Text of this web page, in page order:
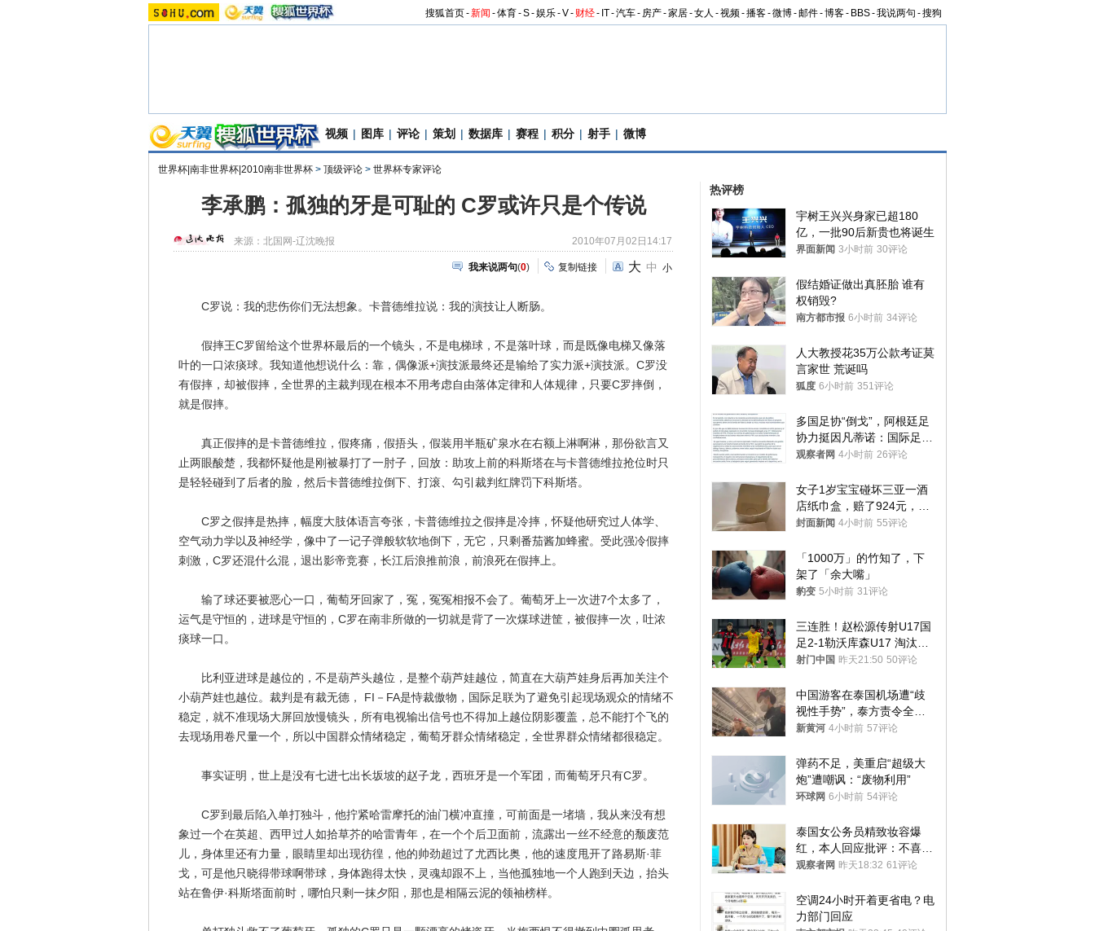
搜狐首页-新闻 -体育-S-娱乐-V- 财经- IT-汽车- 房产-家居-女人 -视频-播客-微博-邮件-博客- BBS-我说两句 -搜狗
视频 | 图库 | 评论 | 策划 | 数据库 | 赛程 | 积分 | 射手 | 微博
世界杯|南非世界杯|2010南非世界杯 > 顶级评论 > 世界杯专家评论
李承鹏：孤独的牙是可耻的 C罗或许只是个传说
来源： 北国网-辽沈晚报 2010年07月02日14:17
我来说两句(0) 复制链接 大 中 小
C罗说：我的悲伤你们无法想象。卡普德维拉说：我的演技让人断肠。
假摔王C罗留给这个世界杯最后的一个镜头，不是电梯球，不是落叶球，而是既像电梯又像落
叶的一口浓痰球。我知道他想说什么：靠，偶像派+演技派最终还是输给了实力派+演技派。C罗没
有假摔，却被假摔，全世界的主裁判现在根本不用考虑自由落体定律和人体规律，只要C罗摔倒，
就是假摔。
真正假摔的是卡普德维拉，假疼痛，假捂头，假装用半瓶矿泉水在右额上淋啊淋，那份欲言又
止两眼酸楚，我都怀疑他是刚被暴打了一肘子，回放：助攻上前的科斯塔在与卡普德维拉抢位时只
是轻轻碰到了后者的脸，然后卡普德维拉倒下、打滚、勾引裁判红牌罚下科斯塔。
C罗之假摔是热摔，幅度大肢体语言夸张，卡普德维拉之假摔是冷摔，怀疑他研究过人体学、
空气动力学以及神经学，像中了一记子弹般软软地倒下，无它，只剩番茄酱加蜂蜜。受此强冷假摔
刺激，C罗还混什么混，退出影帝竞赛，长江后浪推前浪，前浪死在假摔上。
输了球还要被恶心一口，葡萄牙回家了，冤，冤冤相报不会了。葡萄牙上一次进7个太多了，
运气是守恒的，进球是守恒的，C罗在南非所做的一切就是背了一次煤球进筐，被假摔一次，吐浓
痰球一口。
比利亚进球是越位的，不是葫芦头越位，是整个葫芦娃越位，简直在大葫芦娃身后再加关注个
小葫芦娃也越位。裁判是有裁无德， FI－FA是恃裁傲物，国际足联为了避免引起现场观众的情绪不
稳定，就不准现场大屏回放慢镜头，所有电视输出信号也不得加上越位阴影覆盖，总不能打个飞的
去现场用卷尺量一个，所以中国群众情绪稳定，葡萄牙群众情绪稳定，全世界群众情绪都很稳定。
事实证明，世上是没有七进七出长坂坡的赵子龙，西班牙是一个军团，而葡萄牙只有C罗。
C罗到最后陷入单打独斗，他拧紧哈雷摩托的油门横冲直撞，可前面是一堵墙，我从来没有想
象过一个在英超、西甲过人如拾草芥的哈雷青年，在一个个后卫面前，流露出一丝不经意的颓废范
儿，身体里还有力量，眼睛里却出现彷徨，他的帅劲超过了尤西比奥，他的速度甩开了路易斯·菲
戈，可是他只晓得带球啊带球，身体跑得太快，灵魂却跟不上，当他孤独地一个人跑到天边，抬头
站在鲁伊·科斯塔面前时，哪怕只剩一抹夕阳，那也是相隔云泥的领袖榜样。
热评榜
宇树王兴兴身家已超180
亿，一批90后新贵也将诞生
界面新闻 3小时前 30评论
假结婚证做出真胚胎 谁有
权销毁?
南方都市报 6小时前 34评论
人大教授花35万公款考证莫
言家世 荒诞吗
狐度 6小时前 351评论
多国足协“倒戈”，阿根廷足
协力挺因凡蒂诺：国际足联
今后应继续在其领导下前行
观察者网 4小时前 26评论
女子1岁宝宝碰坏三亚一酒
店纸巾盒，赔了924元，发
帖吐槽后酒店退还一半的
封面新闻 4小时前 55评论
「1000万」的竹知了，下
架了「余大嘴」
豹变 5小时前 31评论
三连胜！赵松源传射U17国
足2-1勒沃库森U17 淘汰赛
将战河床
射门中国 昨天21:50 50评论
中国游客在泰国机场遭“歧
视性手势”，泰方责令全面
调查，对责任人采取最严厉
新黄河 4小时前 57评论
弹药不足，美重启“超级大
炮”遭嘲讽：“废物利用”
环球网 6小时前 54评论
泰国女公务员精致妆容爆
红，本人回应批评：不喜欢
就别看
观察者网 昨天18:32 61评论
空调24小时开着更省电？电
力部门回应